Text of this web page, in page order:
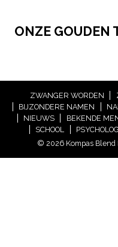
ONZE GOUDEN
ZWANGER WORDEN
BIJZONDERE NAMEN
NIEUWS
BEKENDE
SCHOOL
© 2026 Kompas Blend